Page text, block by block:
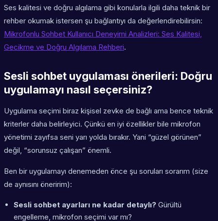
Ses kalitesi ve doğru algılama gibi konularla ilgili daha teknik bir
rehber okumak istersen şu bağlantıyı da değerlendirebilirsin:
Mikrofonlu Sohbet Kullanıcı Deneyimi Analizleri: Ses Kalitesi,
Gecikme ve Doğru Algılama Rehberi.
Sesli sohbet uygulaması önerileri: Doğru
uygulamayı nasıl seçersiniz?
Uygulama seçimi biraz kişisel zevke de bağlı ama bence teknik
kriterler daha belirleyici. Çünkü en iyi özellikler bile mikrofon
yönetimi zayıfsa seni yarı yolda bırakır. Yani “güzel görünen”
değil, “sorunsuz çalışan” önemli.
Ben bir uygulamayı denemeden önce şu soruları sorarım (size
de aynısını öneririm):
Sesli sohbet ayarları ne kadar detaylı? Gürültü
engelleme, mikrofon seçimi var mı?